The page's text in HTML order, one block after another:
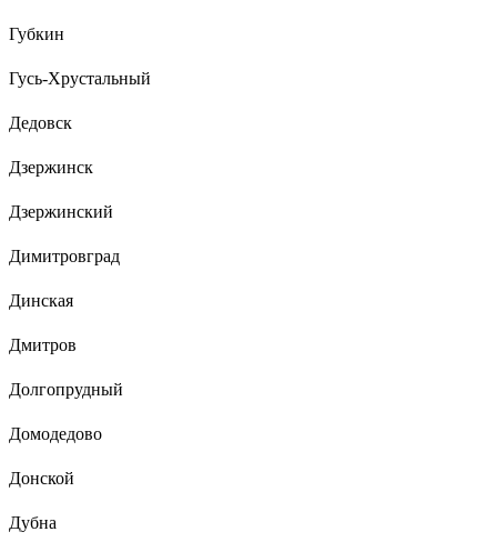
Губкин
Гусь-Хрустальный
Дедовск
Дзержинск
Дзержинский
Димитровград
Динская
Дмитров
Долгопрудный
Домодедово
Донской
Дубна